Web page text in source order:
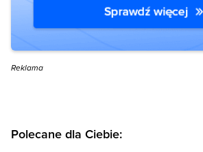
Reklama
Polecane dla Ciebie: